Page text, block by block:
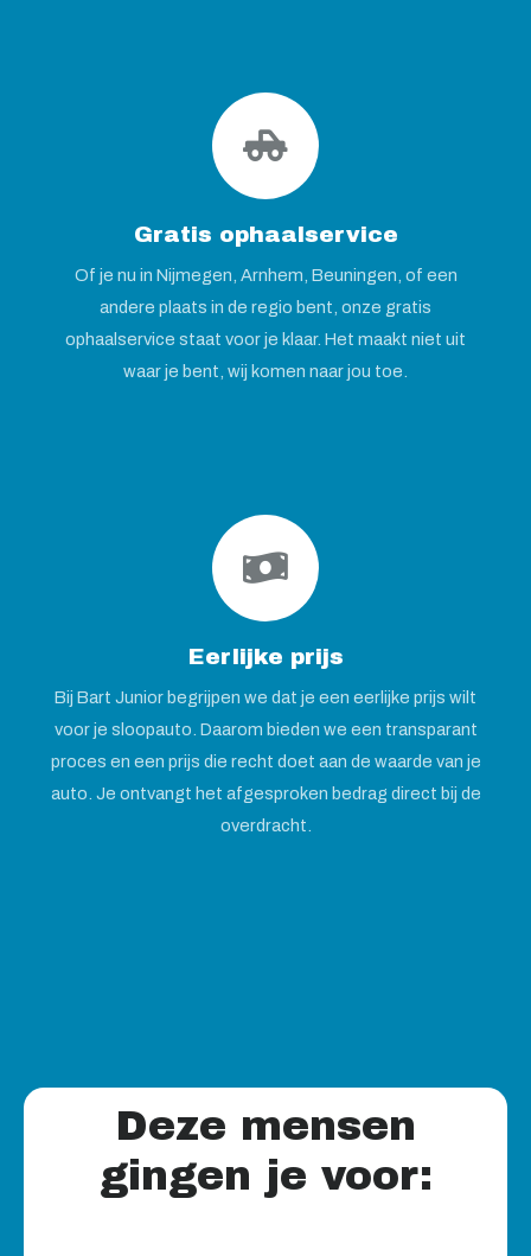
Gratis ophaalservice
Of je nu in Nijmegen, Arnhem, Beuningen, of een
andere plaats in de regio bent, onze gratis
ophaalservice staat voor je klaar. Het maakt niet uit
waar je bent, wij komen naar jou toe.
Eerlijke prijs
Bij Bart Junior begrijpen we dat je een eerlijke prijs wilt
voor je sloopauto. Daarom bieden we een transparant
proces en een prijs die recht doet aan de waarde van je
auto. Je ontvangt het afgesproken bedrag direct bij de
overdracht.
Deze mensen
gingen je voor: